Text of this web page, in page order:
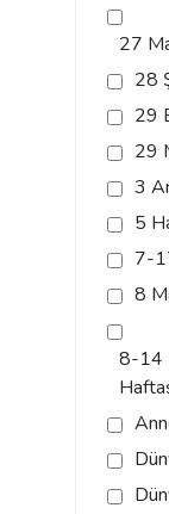
27
28
29
29
3
5
7-
8
8-14